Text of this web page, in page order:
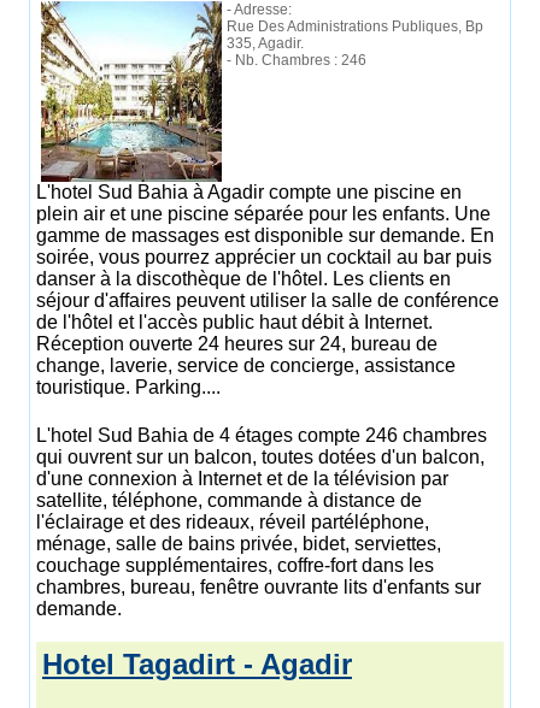
- Adresse:
Rue Des Administrations Publiques, Bp
335, Agadir.
- Nb. Chambres : 246
L'hotel Sud Bahia à Agadir compte une piscine en
plein air et une piscine séparée pour les enfants. Une
gamme de massages est disponible sur demande. En
soirée, vous pourrez apprécier un cocktail au bar puis
danser à la discothèque de l'hôtel. Les clients en
séjour d'affaires peuvent utiliser la salle de conférence
de l'hôtel et l'accès public haut débit à Internet.
Réception ouverte 24 heures sur 24, bureau de
change, laverie, service de concierge, assistance
touristique. Parking....
L'hotel Sud Bahia de 4 étages compte 246 chambres
qui ouvrent sur un balcon, toutes dotées d'un balcon,
d'une connexion à Internet et de la télévision par
satellite, téléphone, commande à distance de
l'éclairage et des rideaux, réveil partéléphone,
ménage, salle de bains privée, bidet, serviettes,
couchage supplémentaires, coffre-fort dans les
chambres, bureau, fenêtre ouvrante lits d'enfants sur
demande.
Hotel Tagadirt - Agadir